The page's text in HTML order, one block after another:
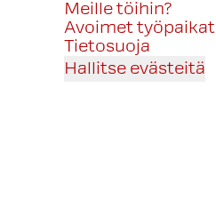
Meille töihin?
Avoimet työpaikat
Tietosuoja
Hallitse evästeitä